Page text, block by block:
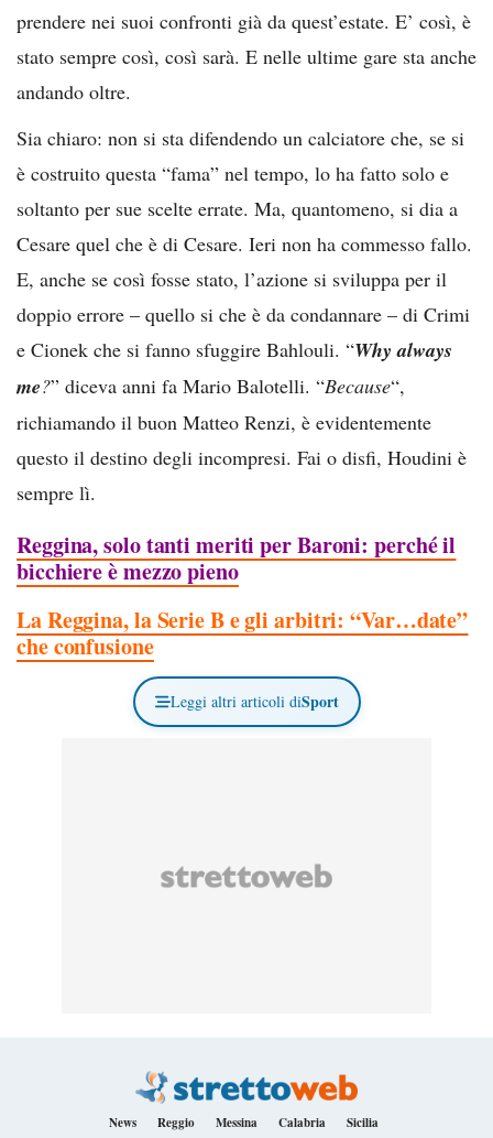
prendere nei suoi confronti già da quest’estate. E’ così, è
stato sempre così, così sarà. E nelle ultime gare sta anche
andando oltre.
Sia chiaro: non si sta difendendo un calciatore che, se si
è costruito questa “fama” nel tempo, lo ha fatto solo e
soltanto per sue scelte errate. Ma, quantomeno, si dia a
Cesare quel che è di Cesare. Ieri non ha commesso fallo.
E, anche se così fosse stato, l’azione si sviluppa per il
doppio errore – quello si che è da condannare – di Crimi
e Cionek che si fanno sfuggire Bahlouli. “Why always
me?” diceva anni fa Mario Balotelli. “Because“,
richiamando il buon Matteo Renzi, è evidentemente
questo il destino degli incompresi. Fai o disfi, Houdini è
sempre lì.
Reggina, solo tanti meriti per Baroni: perché il
bicchiere è mezzo pieno
La Reggina, la Serie B e gli arbitri: “Var…date”
che confusione
Leggi altri articoli diSport
News Reggio Messina Calabria Sicilia